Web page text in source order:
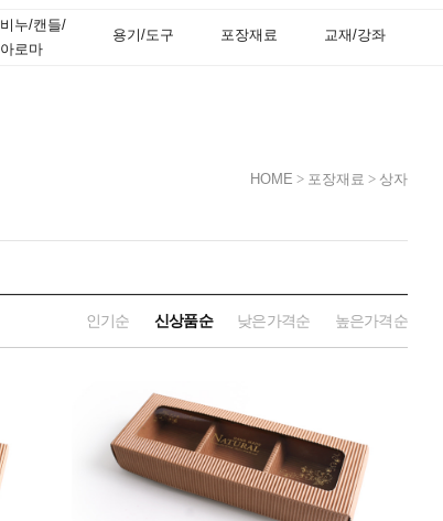
비누/캔들/
아로마
용기/도구 포장재료 교재/강좌
HOME > 포장재료 > 상자
인기순 신상품순 낮은가격순 높은가격순